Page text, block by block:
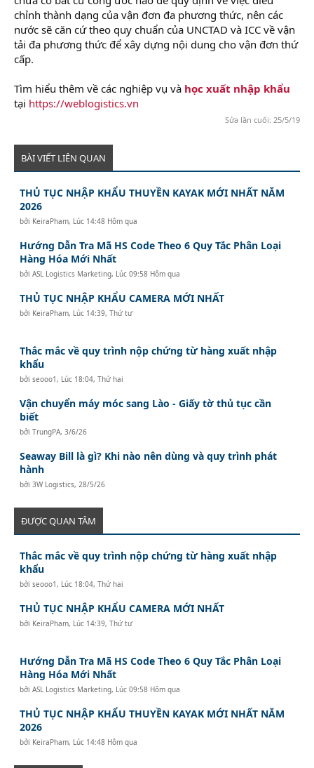
chỉnh thành dạng của vận đơn đa phương thức, nên các
nước sẽ căn cứ theo quy chuẩn của UNCTAD và ICC về vận
tải đa phương thức để xây dựng nội dung cho vận đơn thứ
cấp.
Tìm hiểu thêm về các nghiệp vụ và học xuất nhập khẩu
tại https://weblogistics.vn
Sửa lần cuối: 25/5/19
BÀI VIẾT LIÊN QUAN
THỦ TỤC NHẬP KHẨU THUYỀN KAYAK MỚI NHẤT NĂM
2026
bởi KeiraPham, Lúc 14:48 Hôm qua
Hướng Dẫn Tra Mã HS Code Theo 6 Quy Tắc Phân Loại
Hàng Hóa Mới Nhất
bởiASL Logistics Marketing, Lúc 09:58 Hôm qua
THỦ TỤC NHẬP KHẨU CAMERA MỚI NHẤT
bởi KeiraPham, Lúc 14:39, Thứ tư
Thắc mắc về quy trình nộp chứng từ hàng xuất nhập
khẩu
bởiseooo1, Lúc 18:04, Thứ hai
Vận chuyển máy móc sang Lào - Giấy tờ thủ tục cần
biết
bởiTrungPA,3/6/26
Seaway Bill là gì? Khi nào nên dùng và quy trình phát
hành
bởi3W Logistics,28/5/26
ĐƯỢC QUAN TÂM
Thắc mắc về quy trình nộp chứng từ hàng xuất nhập
khẩu
bởiseooo1, Lúc 18:04, Thứ hai
THỦ TỤC NHẬP KHẨU CAMERA MỚI NHẤT
bởi KeiraPham, Lúc 14:39, Thứ tư
Hướng Dẫn Tra Mã HS Code Theo 6 Quy Tắc Phân Loại
Hàng Hóa Mới Nhất
bởiASL Logistics Marketing, Lúc 09:58 Hôm qua
THỦ TỤC NHẬP KHẨU THUYỀN KAYAK MỚI NHẤT NĂM
2026
bởi KeiraPham, Lúc 14:48 Hôm qua